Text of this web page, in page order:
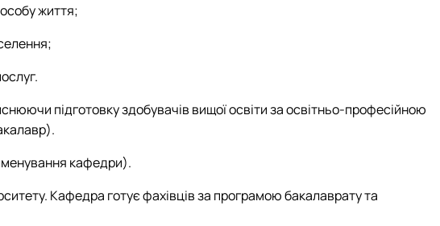
життя;
підготовку здобувачів вищої освіти за освітньо-професійною
кафедри).
Кафедра готує фахівців за програмою бакалаврату та